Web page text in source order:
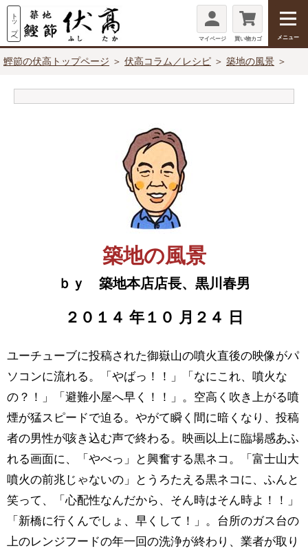
マイページ 買い物カゴ メニュー
鰹節の伏高トップページ ＞ 伏高コラム／レシピ ＞ 築地の風景 ＞
築地の風景
ｂｙ 築地本店店長、黒川春男
２０１４ 年 １０ 月 ２４ 日
ユーチューブに投稿された御嶽山の噴火直後の映像がパ
ソコンに流れる。「やばっ！！」「なにこれ、噴火な
の？！」「避難小屋へ早く！！」。空高く吹き上がる噴
煙が猛スピードで迫る。やがて瞬く間に暗くなり、投稿
者の男性が咳き込む声で終わる。映画以上に臨場感あふ
れる画面に、「やべっ」と興奮する黒ネコ。「富士山大
噴火の前兆じゃないの」とうろたえる黒ネコに、ふんと
笑って、「心配性なんだから、そん時はそん時よ！！」
「新橋に行くんでしょ、早くして！」。台所のガス台の
上のレンジフードの年一回の洗浄が終わり、業者が取り